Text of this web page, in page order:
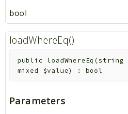
bool
loadWhereEq()
public loadWhereEq (string
mixed $value) : bool
Parameters